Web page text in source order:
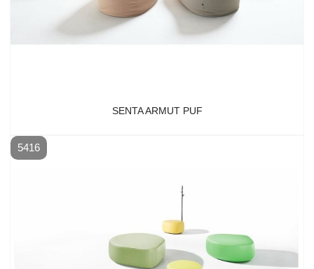
SENTA ARMUT PUF
5416